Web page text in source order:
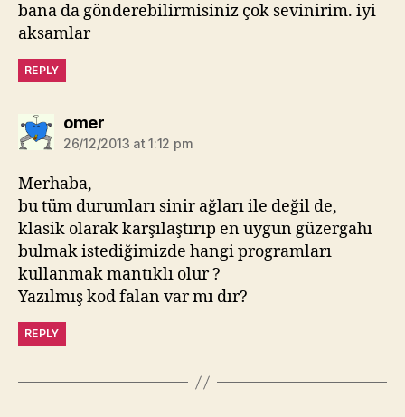
bana da gönderebilirmisiniz çok sevinirim. iyi
aksamlar
REPLY
omersays:
26/12/2013 at 1:12 pm
Merhaba,
bu tüm durumları sinir ağları ile değil de,
klasik olarak karşılaştırıp en uygun güzergahı
bulmak istediğimizde hangi programları
kullanmak mantıklı olur ?
Yazılmış kod falan var mı dır?
REPLY